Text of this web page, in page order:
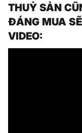
THUỶ SẢN
ĐÁNG MUA
VIDEO: